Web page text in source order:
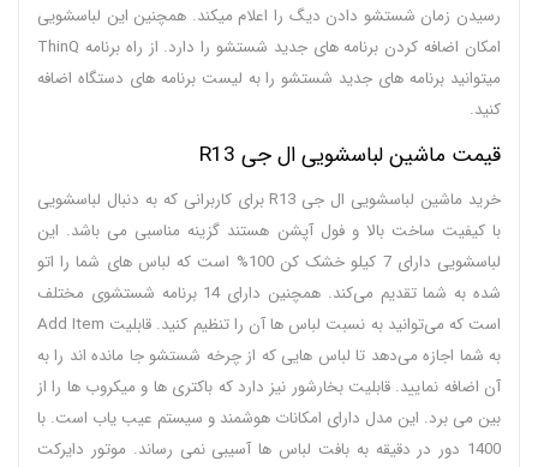
رسیدن زمان شستشو دادن دیگ را اعلام میکند. همچنین این لباسشویی
امکان اضافه کردن برنامه های جدید شستشو را دارد. از راه برنامه ThinQ
میتوانید برنامه های جدید شستشو را به لیست برنامه های دستگاه اضافه
کنید.
قیمت ماشین لباسشویی ال جی R13
خرید ماشین لباسشویی ال جی R13 برای کاربرانی که به دنبال لباسشویی
با کیفیت ساخت بالا و فول آپشن هستند گزینه مناسبی می باشد. این
لباسشویی دارای 7 کیلو خشک کن 100% است که لباس های شما را اتو
شده به شما تقدیم می‌کند. همچنین دارای 14 برنامه شستشوی مختلف
است که می‌توانید به نسبت لباس ها آن را تنظیم کنید. قابلیت Add Item
به شما اجازه می‌دهد تا لباس هایی که از چرخه شستشو جا مانده اند را به
آن اضافه نمایید. قابلیت بخارشور نیز دارد که باکتری ها و میکروب ها را از
بین می برد. این مدل دارای امکانات هوشمند و سیستم عیب یاب است. با
1400 دور در دقیقه به بافت لباس ها آسیبی نمی رساند. موتور دایرکت